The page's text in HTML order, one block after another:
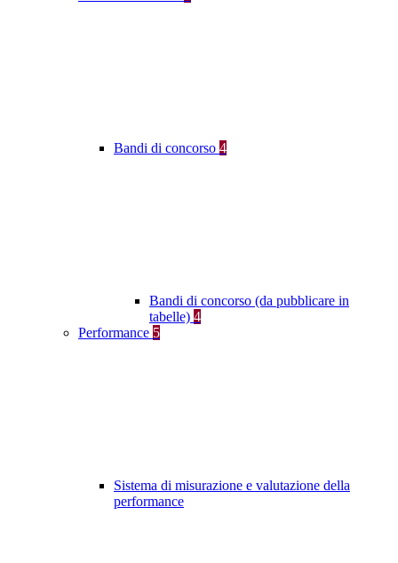
Bandi di concorso 4
Bandi di concorso (da pubblicare in
tabelle) 4
Performance 5
Sistema di misurazione e valutazione della
performance